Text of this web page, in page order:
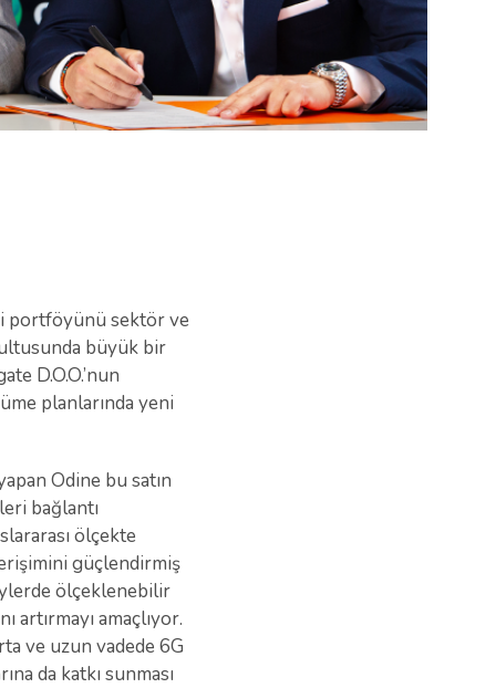
portföyünü sektör ve
büyük bir
D.O.O.’nun
planlarında yeni
Odine bu satın
bağlantı
ölçekte
güçlendirmiş
ölçeklenebilir
amaçlıyor.
ve uzun vadede 6G
da katkı sunması